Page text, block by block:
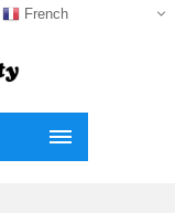
French